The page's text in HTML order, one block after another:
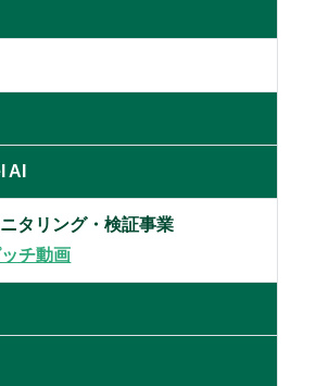
AI
タリング・検証事業
ッチ動画